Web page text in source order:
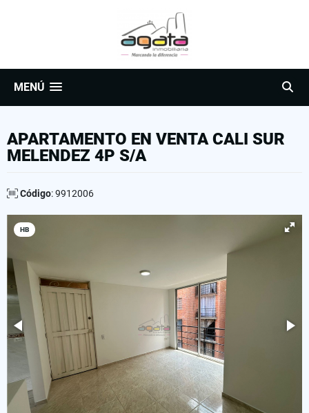
MENÚ
APARTAMENTO EN VENTA CALI SUR
MELENDEZ 4P S/A
Código: 9912006
HB